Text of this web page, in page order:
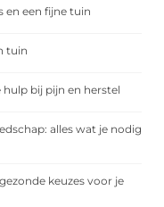
en een fijne tuin
tuin
bij pijn en herstel
alles wat je nodig
keuzes voor je